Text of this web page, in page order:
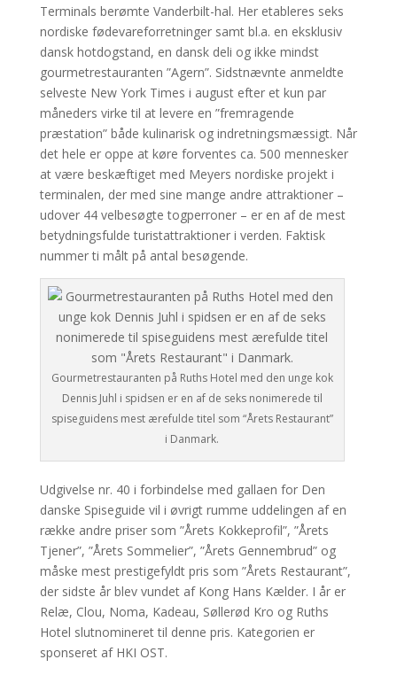
Terminals berømte Vanderbilt-hal. Her etableres seks
nordiske fødevareforretninger samt bl.a. en eksklusiv
dansk hotdogstand, en dansk deli og ikke mindst
gourmetrestauranten ”Agern”. Sidstnævnte anmeldte
selveste New York Times i august efter et kun par
måneders virke til at levere en ”fremragende
præstation” både kulinarisk og indretningsmæssigt. Når
det hele er oppe at køre forventes ca. 500 mennesker
at være beskæftiget med Meyers nordiske projekt i
terminalen, der med sine mange andre attraktioner –
udover 44 velbesøgte togperroner – er en af de mest
betydningsfulde turistattraktioner i verden. Faktisk
nummer ti målt på antal besøgende.
Gourmetrestauranten på Ruths Hotel med den unge kok
Dennis Juhl i spidsen er en af de seks nonimerede til
spiseguidens mest ærefulde titel som “Årets Restaurant”
i Danmark.
Udgivelse nr. 40 i forbindelse med gallaen for Den
danske Spiseguide vil i øvrigt rumme uddelingen af en
række andre priser som ”Årets Kokkeprofil”, ”Årets
Tjener”, ”Årets Sommelier”, ”Årets Gennembrud” og
måske mest prestigefyldt pris som ”Årets Restaurant”,
der sidste år blev vundet af Kong Hans Kælder. I år er
Relæ, Clou, Noma, Kadeau, Søllerød Kro og Ruths
Hotel slutnomineret til denne pris. Kategorien er
sponseret af HKI OST.